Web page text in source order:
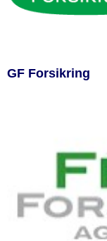
GF Forsikring